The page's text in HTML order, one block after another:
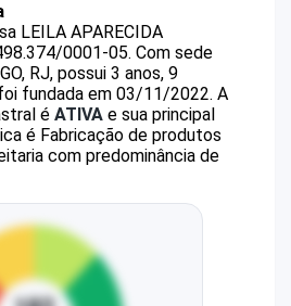
LEILA APARECIDA
0001-05. Com sede
RJ, possui 3 anos, 9
fundada em 03/11/2022. A
é ATIVA e sua principal
é Fabricação de produtos
com predominância de